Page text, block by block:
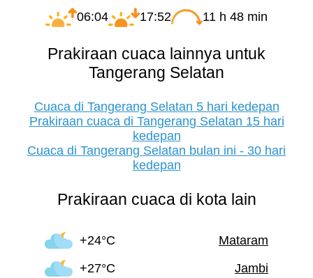
06:04 17:52 11 h 48 min
Prakiraan cuaca lainnya untuk
Tangerang Selatan
Cuaca di Tangerang Selatan 5 hari kedepan
Prakiraan cuaca di Tangerang Selatan 15 hari
kedepan
Cuaca di Tangerang Selatan bulan ini - 30 hari
kedepan
Prakiraan cuaca di kota lain
+24°C
Mataram
+27°C
Jambi